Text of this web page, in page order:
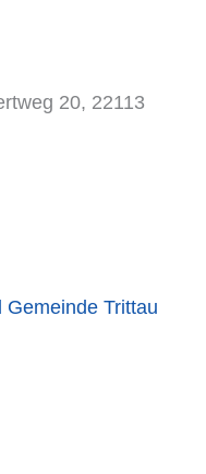
20, 22113
Gemeinde Trittau